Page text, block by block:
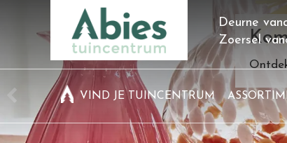
Deurne
Zoersel
VIND JE TUINCENTRUM